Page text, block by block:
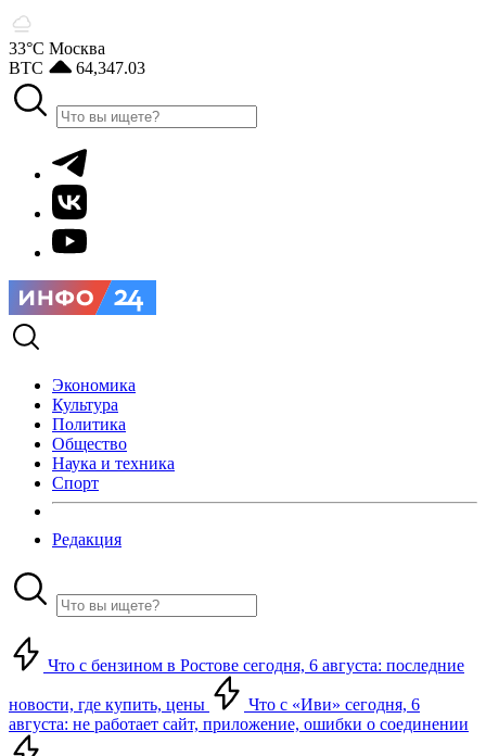
33°С Москва
BTC
64,347.03
Экономика
Культура
Политика
Общество
Наука и техника
Спорт
Редакция
Что с бензином в Ростове сегодня, 6 августа: последние
новости, где купить, цены
Что с «Иви» сегодня, 6
августа: не работает сайт, приложение, ошибки о соединении